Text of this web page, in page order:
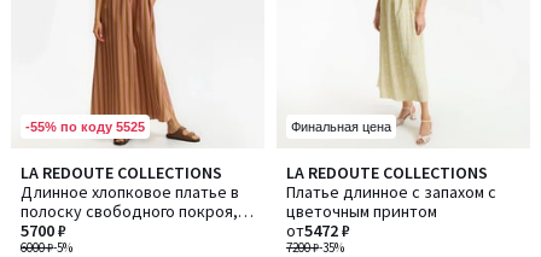
-55% по коду 5525
LA REDOUTE COLLECTIONS
Длинное хлопковое платье в
полоску свободного покроя,
на бретелях
6000 ₽-5%
5700 ₽
4,7
/ 5
Финальная цена
LA REDOUTE COLLECTIONS
Платье длинное с запахом с
цветочным принтом
7200 ₽-35%
от5472 ₽
3,2
/ 5